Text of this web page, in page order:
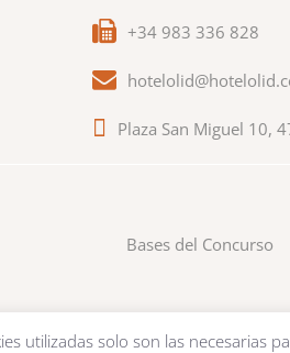
+34 983 336 828
Plaza San Miguel 10,
Bases del Concurso
utilizadas solo son las necesarias